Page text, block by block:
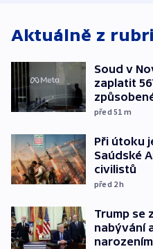
Aktuálně z
Soud v
zaplatit
před 51 m
Při útoku
Saúdské
civilistů
před 2h
Trump se
nabývání
narozením